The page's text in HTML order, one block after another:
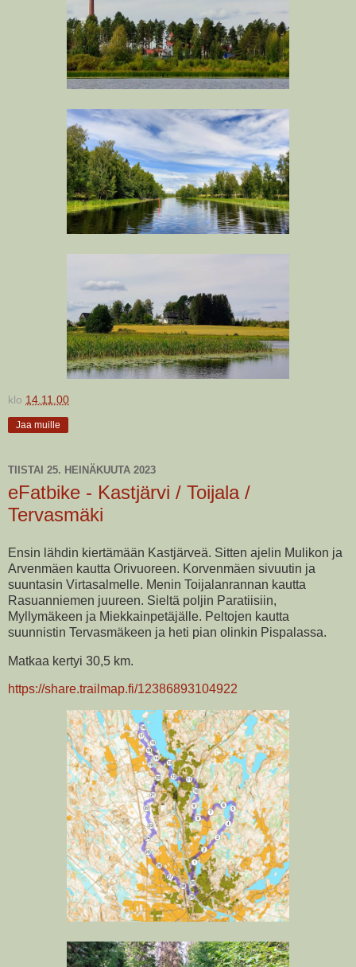
klo 14.11.00
Jaa muille
TIISTAI 25. HEINÄKUUTA 2023
eFatbike - Kastjärvi / Toijala /
Tervasmäki
Ensin lähdin kiertämään Kastjärveä. Sitten ajelin Mulikon ja
Arvenmäen kautta Orivuoreen. Korvenmäen sivuutin ja
suuntasin Virtasalmelle. Menin Toijalanrannan kautta
Rasuanniemen juureen. Sieltä poljin Paratiisiin,
Myllymäkeen ja Miekkainpetäjälle. Peltojen kautta
suunnistin Tervasmäkeen ja heti pian olinkin Pispalassa.
Matkaa kertyi 30,5 km.
https://share.trailmap.fi/12386893104922